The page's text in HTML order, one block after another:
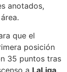
anotados,
que el
posición
35 puntos tras